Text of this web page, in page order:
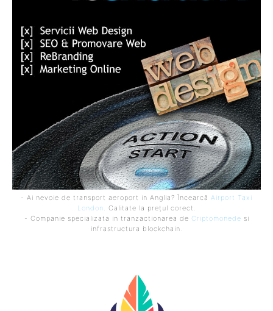
- Ai nevoie de transport aeroport in Anglia? Încearcă Airport Taxi
London . Calitate la prețul corect.
- Companie specializata in tranzactionarea de Criptomonede si
infrastructura blockchain.